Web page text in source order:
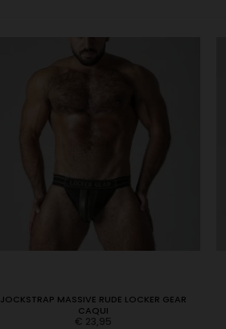
JOCKSTRAP MASSIVE RUDE LOCKER GEAR
CAQUI
€ 23,95